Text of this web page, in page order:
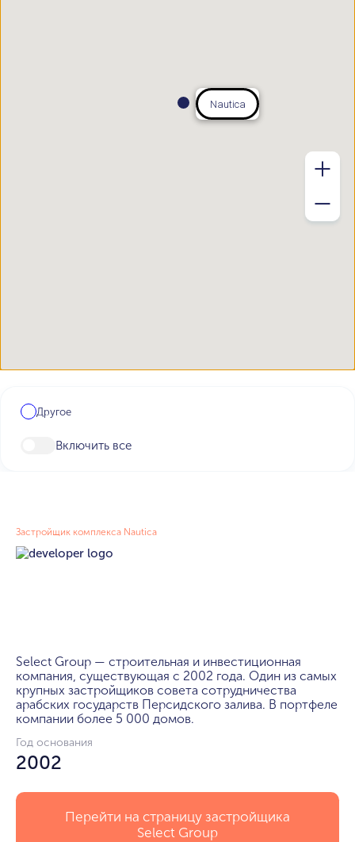
Nautica
Другое
Включить все
Застройщик комплекса Nautica
Select Group — строительная и инвестиционная
компания, существующая с 2002 года. Один из самых
крупных застройщиков совета сотрудничества
арабских государств Персидского залива. В портфеле
компании более 5 000 домов.
Год основания
2002
Перейти на страницу застройщика
Select Group